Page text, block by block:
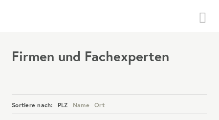
Firmen und Fachexperten
Sortiere nach: PLZ Name Ort